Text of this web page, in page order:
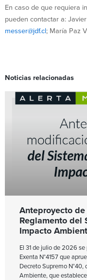
En caso de que requiera
pueden contactar a:
messer@jdf.cl; María Paz
Noticias relacionadas
Anteproyecto
Reglamento del
Impacto
El 31 de julio de 2026
Exenta N°4157 que
Decreto Supremo
Ambiente, que